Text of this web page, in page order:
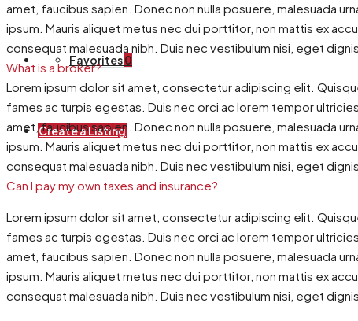
Favorites0
Create a Listing
amet, faucibus sapien. Donec non nulla posuere, malesuada
ipsum. Mauris aliquet metus nec dui porttitor, non mattis ex
consequat malesuada nibh. Duis nec vestibulum nisi, eget
What is a broker?
Lorem ipsum dolor sit amet, consectetur adipiscing elit.
fames ac turpis egestas. Duis nec orci ac lorem tempor
amet, faucibus sapien. Donec non nulla posuere, malesuada
ipsum. Mauris aliquet metus nec dui porttitor, non mattis ex
consequat malesuada nibh. Duis nec vestibulum nisi, eget
Can I pay my own taxes and insurance?
Lorem ipsum dolor sit amet, consectetur adipiscing elit.
fames ac turpis egestas. Duis nec orci ac lorem tempor
amet, faucibus sapien. Donec non nulla posuere, malesuada
ipsum. Mauris aliquet metus nec dui porttitor, non mattis ex
consequat malesuada nibh. Duis nec vestibulum nisi, eget